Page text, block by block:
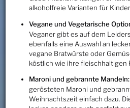
alkoholfreie Varianten für
Vegane und Vegetarische
Veganer gibt es auf dem
ebenfalls eine Auswahl an
vegane Bratwürste oder
köstlich wie ihre fleischhaltigen
Maroni und gebrannte Mandeln:
gerösteten Maroni und
Weihnachtszeit einfach dazu.